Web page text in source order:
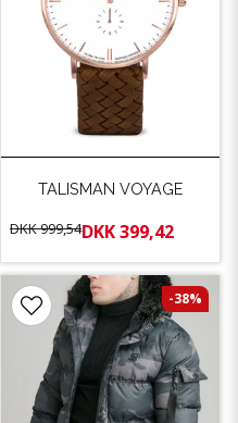
TALISMAN VOYAGE
DKK 999,54DKK 399,42
-38%